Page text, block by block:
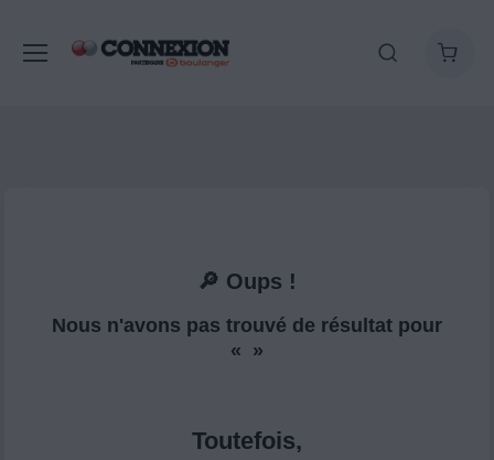
🔎 Oups !
Nous n'avons pas trouvé de résultat pour
« »
Toutefois,